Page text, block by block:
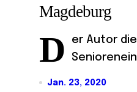
Magdeburg
D
er Autor
Jan. 23, 2020